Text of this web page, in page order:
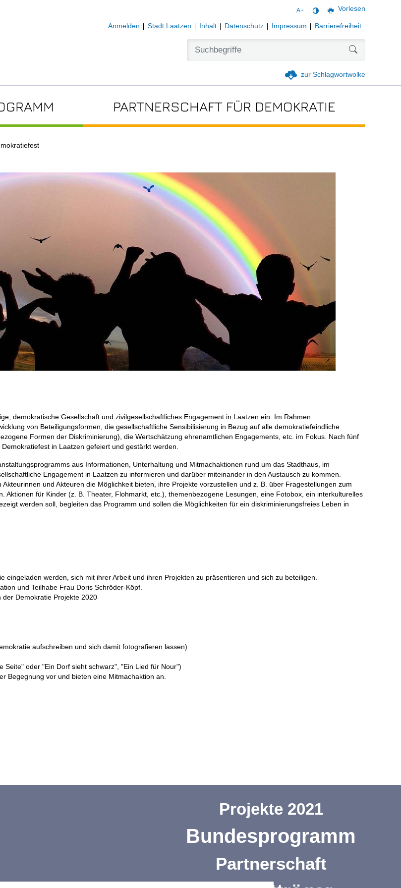
A+ Vorlesen
Anmelden Stadt Laatzen Inhalt Datenschutz Impressum Barrierefreiheit
zur Schlagwortwolke
PARTNERSCHAFT FÜR DEMOKRATIE
demokratische Gesellschaft und zivilgesellschaftliches Engagement in Laatzen ein. Im Rahmen
von Beteiligungsformen, die gesellschaftliche Sensibilisierung in Bezug auf alle demokratiefeindliche
Formen der Diskriminierung), die Wertschätzung ehrenamtlichen Engagements, etc. im Fokus. Nach fünf
in Laatzen gefeiert und gestärkt werden.
aus Informationen, Unterhaltung und Mitmachaktionen rund um das Stadthaus, im
Engagement in Laatzen zu informieren und darüber miteinander in den Austausch zu kommen.
und Akteuren die Möglichkeit bieten, ihre Projekte vorzustellen und z. B. über Fragestellungen zum
für Kinder (z. B. Theater, Flohmarkt, etc.), themenbezogene Lesungen, eine Fotobox, ein interkulturelles
werden soll, begleiten das Programm und sollen die Möglichkeiten für ein diskriminierungsfreies Leben in
werden, sich mit ihrer Arbeit und ihren Projekten zu präsentieren und sich zu beteiligen.
und Teilhabe Frau Doris Schröder-Köpf.
Demokratie Projekte 2020
aufschreiben und sich damit fotografieren lassen)
oder "Ein Dorf sieht schwarz", "Ein Lied für Nour")
Begegnung vor und bieten eine Mitmachaktion an.
Projekte 2021
Bundesprogramm
Partnerschaft